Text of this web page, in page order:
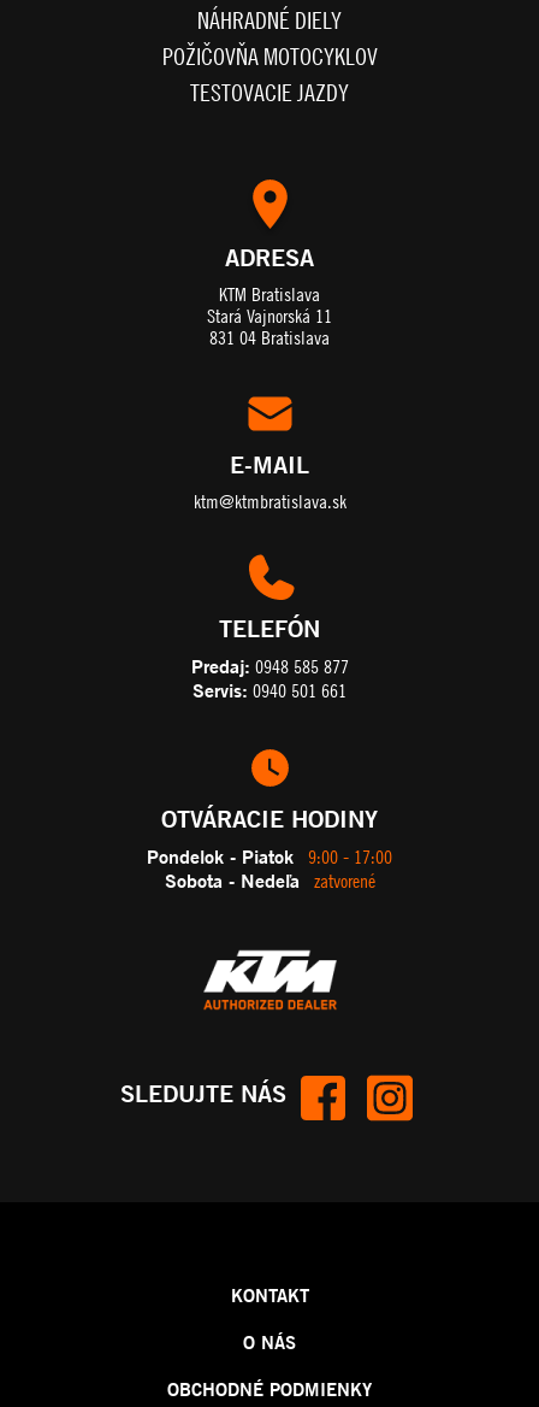
NÁHRADNÉ DIELY
POŽIČOVŇA MOTOCYKLOV
TESTOVACIE JAZDY
ADRESA
KTM Bratislava
Stará Vajnorská 11
831 04 Bratislava
E-MAIL
ktm@ktmbratislava.sk
TELEFÓN
Predaj: 0948 585 877
Servis: 0940 501 661
OTVÁRACIE HODINY
Pondelok - Piatok 9:00 - 17:00
Sobota - Nedeľa zatvorené
SLEDUJTE NÁS
KONTAKT
O NÁS
OBCHODNÉ PODMIENKY